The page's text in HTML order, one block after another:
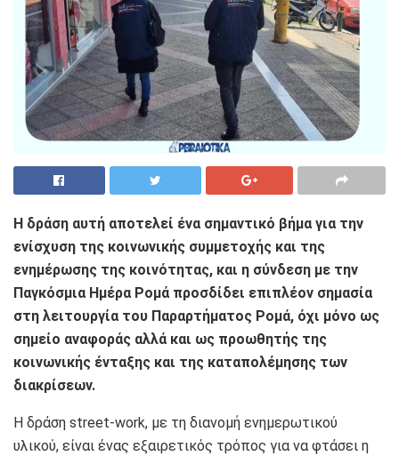
Η δράση αυτή αποτελεί ένα σημαντικό βήμα για την
ενίσχυση της κοινωνικής συμμετοχής και της
ενημέρωσης της κοινότητας, και η σύνδεση με την
Παγκόσμια Ημέρα Ρομά προσδίδει επιπλέον σημασία
στη λειτουργία του Παραρτήματος Ρομά, όχι μόνο ως
σημείο αναφοράς αλλά και ως προωθητής της
κοινωνικής ένταξης και της καταπολέμησης των
διακρίσεων.
Η δράση street-work, με τη διανομή ενημερωτικού
υλικού, είναι ένας εξαιρετικός τρόπος για να φτάσει η